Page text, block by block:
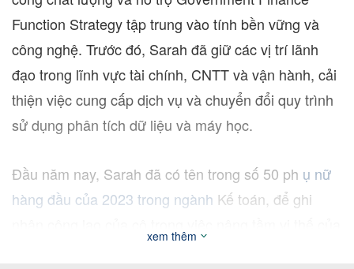
Function Strategy tập trung vào tính bền vững và
công nghệ. Trước đó, Sarah đã giữ các vị trí lãnh
đạo trong lĩnh vực tài chính, CNTT và vận hành, cải
thiện việc cung cấp dịch vụ và chuyển đổi quy trình
sử dụng phân tích dữ liệu và máy học.
Đầu năm nay, Sarah đã có tên trong số 50 ph ụ nữ
hàng đầu của 2023 trong ngành Kế toán, để ghi
xem thêm